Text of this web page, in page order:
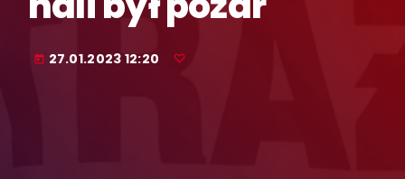
today 27.01.2023 12:20